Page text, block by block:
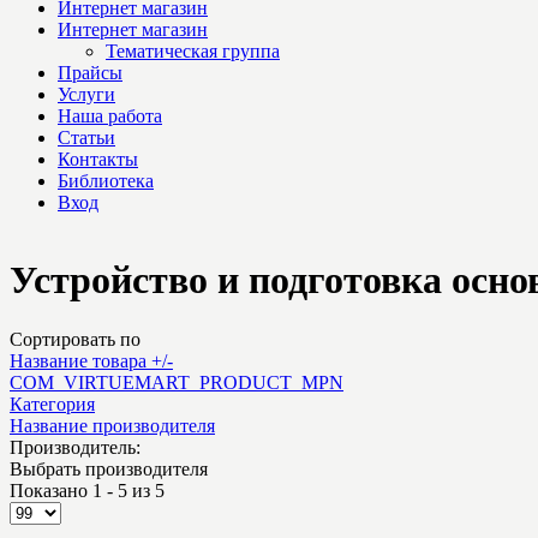
Интернет магазин
Интернет магазин
Тематическая группа
Прайсы
Услуги
Наша работа
Статьи
Контакты
Библиотека
Вход
Устройство и подготовка
Сортировать по
Название товара +/-
COM_VIRTUEMART_PRODUCT_MPN
Категория
Название производителя
Производитель:
Выбрать производителя
Показано 1 - 5 из 5